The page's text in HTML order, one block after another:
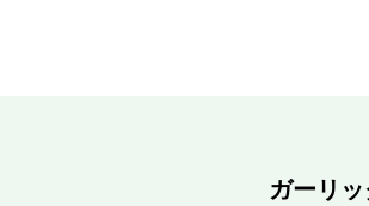
ガーリ